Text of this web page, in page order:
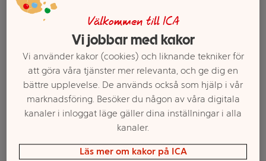
Välj butik och handla
Sortimentet kan variera mellan butikerna
Välkommen till ICA
Vi jobbar med kakor
Vi använder kakor (cookies) och liknande tekniker för
att göra våra tjänster mer relevanta, och ge dig en
bättre upplevelse. De används också som hjälp i vår
marknadsföring. Besöker du någon av våra digitala
kanaler i inloggat läge gäller dina inställningar i alla
kanaler.
Läs mer om kakor på ICA